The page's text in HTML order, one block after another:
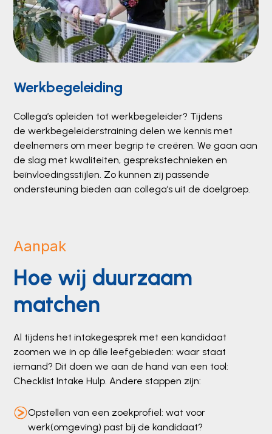
Werkbegeleiding
Collega’s opleiden tot werkbegeleider? Tijdens
de werkbegeleiderstraining delen we kennis met
deelnemers om meer begrip te creëren. We gaan aan
de slag met kwaliteiten, gesprekstechnieken en
beïnvloedingsstijlen. Zo kunnen zij passende
ondersteuning bieden aan collega’s uit de doelgroep.
Aanpak
Hoe wij duurzaam
matchen
Al tijdens het intakegesprek met een kandidaat
zoomen we in op álle leefgebieden: waar staat
iemand? Dit doen we aan de hand van een tool:
Checklist Intake Hulp. Andere stappen zijn:
Opstellen van een zoekprofiel: wat voor
werk(omgeving) past bij de kandidaat?